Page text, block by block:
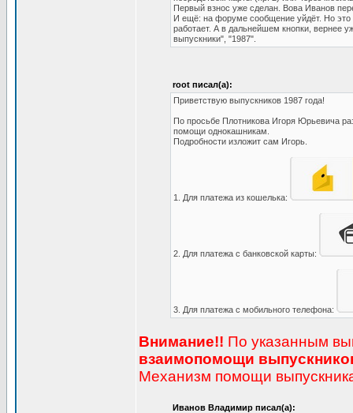
Первый взнос уже сделан. Вова Иванов
И ещё: на форуме сообщение уйдёт. Но это
работает. А в дальнейшем кнопки, вернее
выпускники", "1987".
root писал(а):
Приветствую выпускников 1987 года!
По просьбе Плотникова Игоря Юрьевича
помощи однокашникам.
Подробности изложит сам Игорь.
1. Для платежа из кошелька:
2. Для платежа с банковской карты:
3. Для платежа с мобильного телефона:
Внимание!! По указанным
взаимопомощи
Механизм помощи
Иванов Владимир писал(а):